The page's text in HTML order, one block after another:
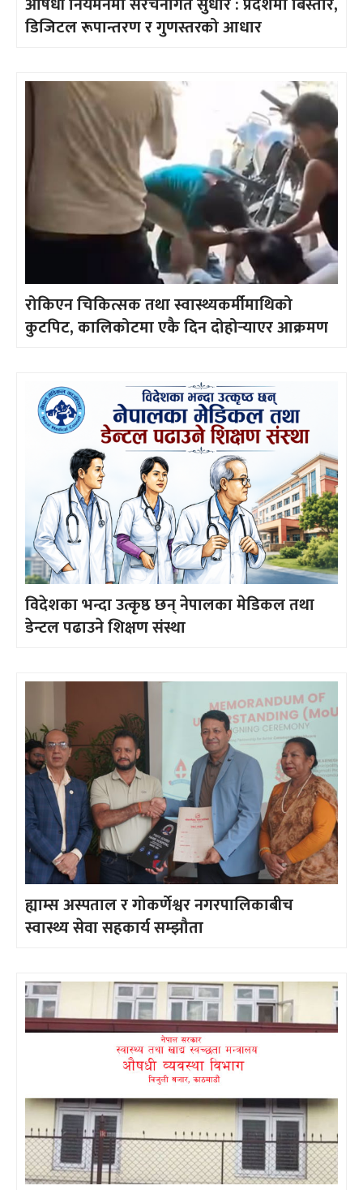
डिजिटल रूपान्तरण र गुणस्तरको आधार
रोकिएन चिकित्सक तथा स्वास्थ्यकर्मीमाथिको
कुटपिट, कालिकोटमा एकै दिन दोहोर्‍याएर आक्रमण
विदेशका भन्दा उत्कृष्ठ छन् नेपालका मेडिकल तथा
डेन्टल पढाउने शिक्षण संस्था
ह्याम्स अस्पताल र गोकर्णेश्वर नगरपालिकाबीच
स्वास्थ्य सेवा सहकार्य सम्झौता